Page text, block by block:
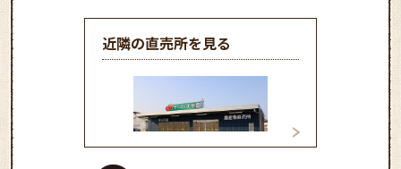
近隣の直売所を見る